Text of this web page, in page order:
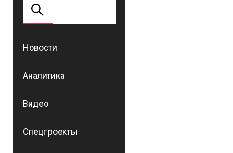
Новости
Аналитика
Видео
Спецпроекты